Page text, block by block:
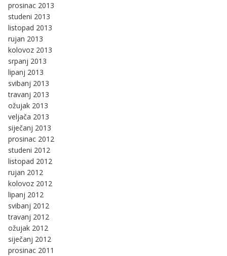
prosinac 2013
studeni 2013
listopad 2013
rujan 2013
kolovoz 2013
srpanj 2013
lipanj 2013
svibanj 2013
travanj 2013
ožujak 2013
veljača 2013
siječanj 2013
prosinac 2012
studeni 2012
listopad 2012
rujan 2012
kolovoz 2012
lipanj 2012
svibanj 2012
travanj 2012
ožujak 2012
siječanj 2012
prosinac 2011